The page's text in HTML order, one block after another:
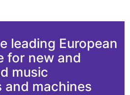
leading European
for new and
music
and machines